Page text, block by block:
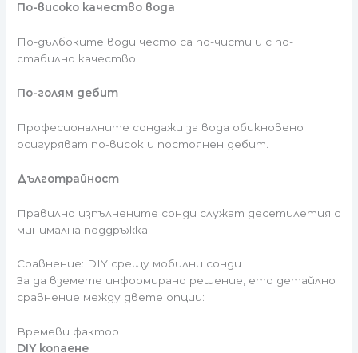
По-високо качество вода
По-дълбоките води често са по-чисти и с по-
стабилно качество.
По-голям дебит
Професионалните сондажи за вода обикновено
осигуряват по-висок и постоянен дебит.
Дълготрайност
Правилно изпълнените сонди служат десетилетия с
минимална поддръжка.
Сравнение: DIY срещу мобилни сонди
За да вземете информирано решение, ето детайлно
сравнение между двете опции:
Времеви фактор
DIY копаене